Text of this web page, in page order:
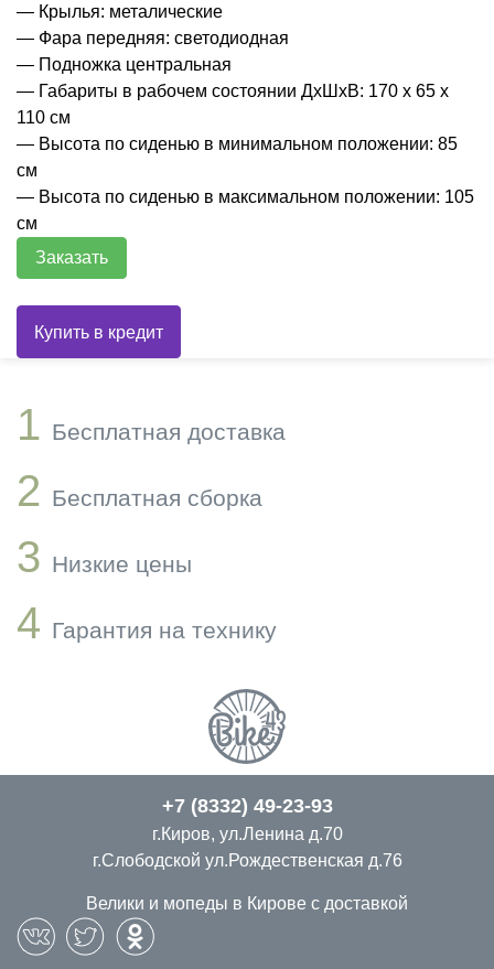
— Крылья: металические
— Фара передняя: светодиодная
— Подножка центральная
— Габариты в рабочем состоянии ДхШхВ: 170 х 65 х
110 см
— Высота по сиденью в минимальном положении: 85
см
— Высота по сиденью в максимальном положении: 105
см
Заказать
1 Бесплатная доставка
2 Бесплатная сборка
3 Низкие цены
4 Гарантия на технику
+7 (8332) 49-23-93
г.Киров, ул.Ленина д.70
г.Слободской ул.Рождественская д.76
Велики и мопеды в Кирове с доставкой